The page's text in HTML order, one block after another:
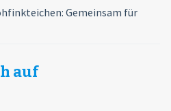
Gemeinsam für
auf